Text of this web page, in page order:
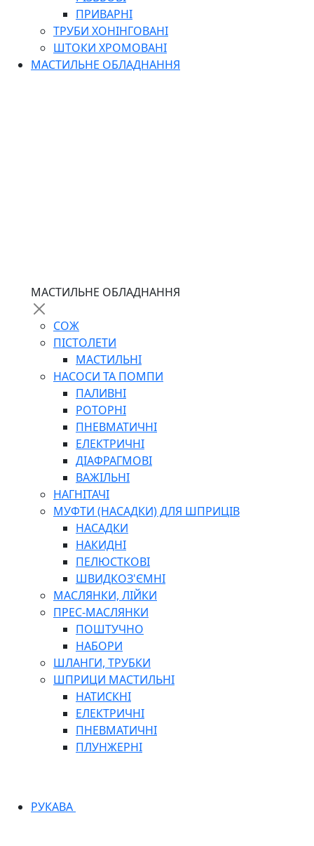
ПРИВАРНІ
ТРУБИ ХОНІНГОВАНІ
ШТОКИ ХРОМОВАНІ
МАСТИЛЬНЕ ОБЛАДНАННЯ
МАСТИЛЬНЕ ОБЛАДНАННЯ
СОЖ
ПІСТОЛЕТИ
МАСТИЛЬНІ
НАСОСИ ТА ПОМПИ
ПАЛИВНІ
РОТОРНІ
ПНЕВМАТИЧНІ
ЕЛЕКТРИЧНІ
ДІАФРАГМОВІ
ВАЖІЛЬНІ
НАГНІТАЧІ
МУФТИ (НАСАДКИ) ДЛЯ ШПРИЦІВ
НАСАДКИ
НАКИДНІ
ПЕЛЮСТКОВІ
ШВИДКОЗ'ЄМНІ
МАСЛЯНКИ, ЛІЙКИ
ПРЕС-МАСЛЯНКИ
ПОШТУЧНО
НАБОРИ
ШЛАНГИ, ТРУБКИ
ШПРИЦИ МАСТИЛЬНІ
НАТИСКНІ
ЕЛЕКТРИЧНІ
ПНЕВМАТИЧНІ
ПЛУНЖЕРНІ
РУКАВА